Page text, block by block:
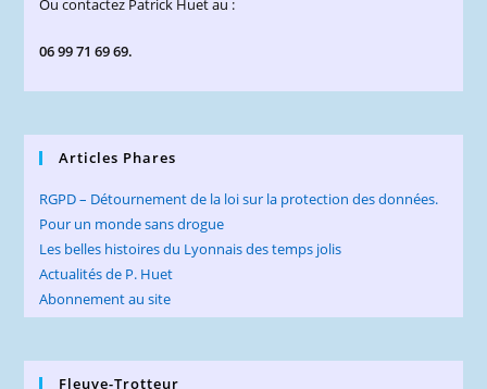
Ou contactez Patrick Huet au :
06 99 71 69 69.
Articles Phares
RGPD – Détournement de la loi sur la protection des données.
Pour un monde sans drogue
Les belles histoires du Lyonnais des temps jolis
Actualités de P. Huet
Abonnement au site
Fleuve-Trotteur